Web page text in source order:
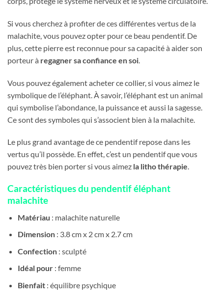
Si vous cherchez à profiter de ces différentes vertus de la
malachite, vous pouvez opter pour ce beau pendentif. De
plus, cette pierre est reconnue pour sa capacité à aider son
porteur à regagner sa confiance en soi
Vous pouvez également acheter ce collier, si vous aimez le
symbolique de l’éléphant. À savoir, l’éléphant est un animal
qui symbolise l’abondance, la puissance et aussi la sagesse.
Ce sont des symboles qui s’associent bien à la malachite.
Le plus grand avantage de ce pendentif repose dans les
vertus qu’il possède. En effet, c’est un pendentif que vous
pouvez très bien porter si vous aimez la litho thérapie.
Caractéristiques du pendentif éléphant
malachite
Matériau : malachite naturelle
Dimension: 3.8 cm x 2 cm x 2.7 cm
Confection: sculpté
Idéal pour: femme
Bienfait: équilibre psychique